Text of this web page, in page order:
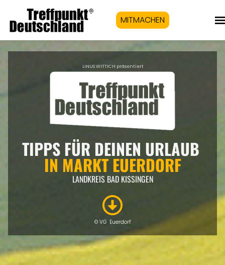
MITMACHEN
LINUS WITTICH präsentiert
TIPPS FÜR DEINEN URLAUB
IN MARKT EUERDORF
LANDKREIS BAD KISSINGEN
© VG Euerdorf